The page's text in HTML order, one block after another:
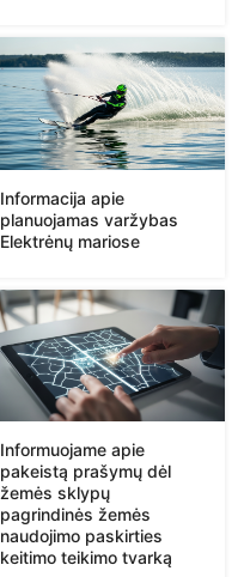
Informacija apie
planuojamas varžybas
Elektrėnų mariose
Informuojame apie
pakeistą prašymų dėl
žemės sklypų
pagrindinės žemės
naudojimo paskirties
keitimo teikimo tvarką